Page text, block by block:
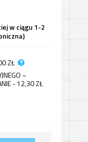
w ciągu 1-2
ZŁ
–
- 12,30ZŁ